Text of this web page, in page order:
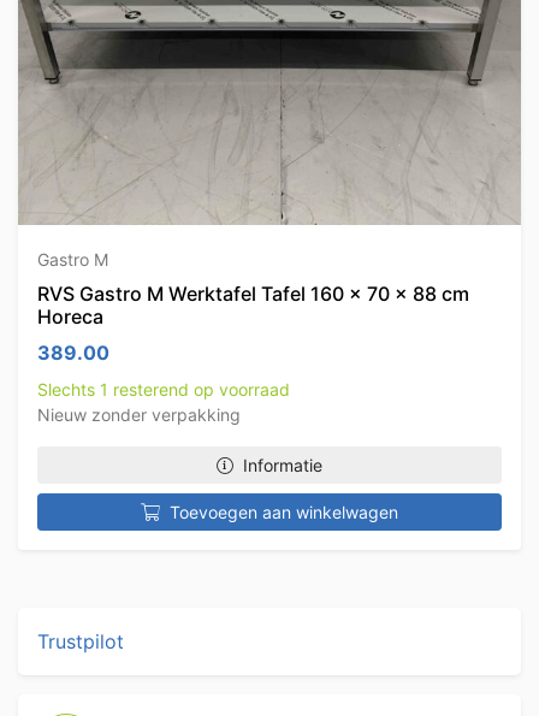
Gastro M
RVS Gastro M Werktafel Tafel 160 x 70 x 88 cm
Horeca
389.00
Slechts 1 resterend op voorraad
Nieuw zonder verpakking
Informatie
Toevoegen aan winkelwagen
Trustpilot